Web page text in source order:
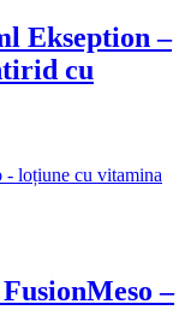
Ekseption –
cu
–